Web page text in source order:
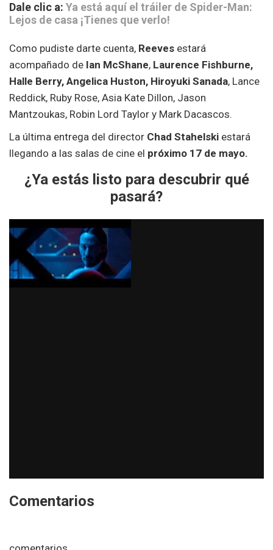
Dale clic a: Ya está aquí el tráiler de Spider-Man:
Lejos de casa ¡Tienes que verlo!
Como pudiste darte cuenta, Reeves estará
acompañado de Ian McShane, Laurence Fishburne,
Halle Berry, Angelica Huston, Hiroyuki Sanada, Lance
Reddick, Ruby Rose, Asia Kate Dillon, Jason
Mantzoukas, Robin Lord Taylor y Mark Dacascos.
La última entrega del director Chad Stahelski estará
llegando a las salas de cine el próximo 17 de mayo.
¿Ya estás listo para descubrir qué
pasará?
Comentarios